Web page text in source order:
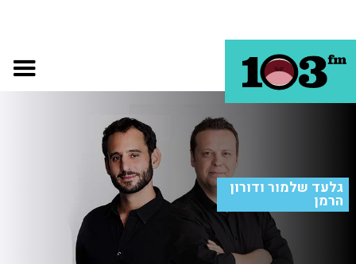
גלעד שלמור ודורון
הרמן